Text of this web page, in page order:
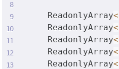
    ReadonlyArray
<
    ReadonlyArray
<
    ReadonlyArray
<
    ReadonlyArray
<
    ReadonlyArray
<